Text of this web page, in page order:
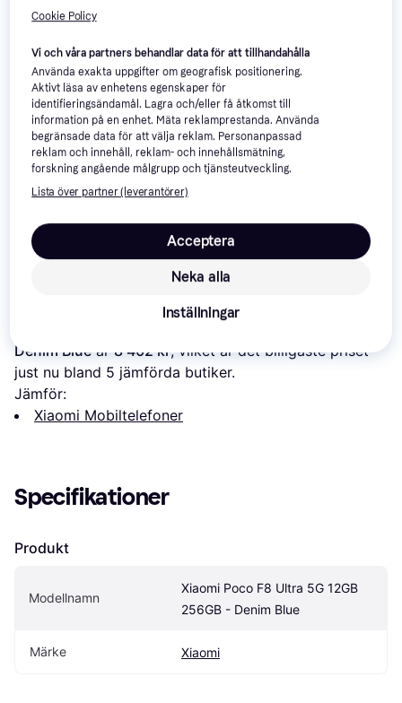
Denim Blue är 8 402 kr, vilket är det billigaste priset
just nu bland 5 jämförda butiker.
Jämför:
Xiaomi Mobiltelefoner
Specifikationer
Produkt
Modellnamn
Xiaomi Poco F8 Ultra 5G 12GB
256GB - Denim Blue
Märke Xiaomi
Cookie Policy
Vi och våra partners behandlar data för att tillhandahålla
Använda exakta uppgifter om geografisk positionering.
Aktivt läsa av enhetens egenskaper för
identifieringsändamål. Lagra och/eller få åtkomst till
information på en enhet. Mäta reklamprestanda. Använda
begränsade data för att välja reklam. Personanpassad
reklam och innehåll, reklam- och innehållsmätning,
forskning angående målgrupp och tjänsteutveckling.
Lista över partner (leverantörer)
Neka alla
Acceptera
Inställningar